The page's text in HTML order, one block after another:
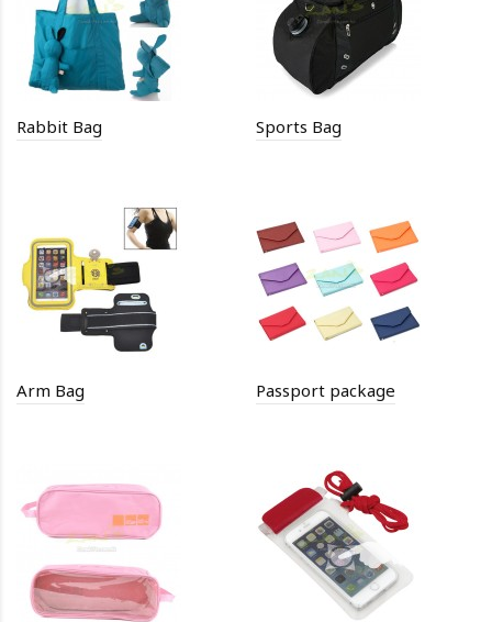
Rabbit Bag Sports Bag
Arm Bag Passport package